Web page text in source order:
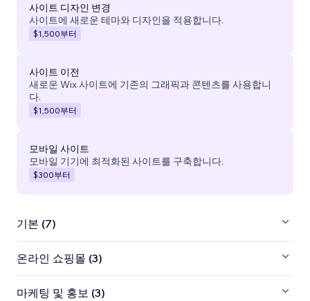
사이트 디자인 변경
사이트에 새로운 테마와 디자인을 적용합니다.
$1,500부터
사이트 이전
새로운 Wix 사이트에 기존의 그래픽과 콘텐츠를 사용합니
다.
$1,500부터
모바일 사이트
모바일 기기에 최적화된 사이트를 구축합니다.
$300부터
기본 (7)
온라인 쇼핑몰 (3)
마케팅 및 홍보 (3)